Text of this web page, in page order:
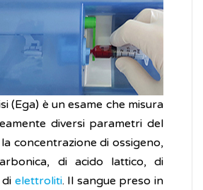
(Ega) è un esame che misura
diversi parametri del
concentrazione di ossigeno,
di acido lattico, di
elettroliti. Il sangue preso in